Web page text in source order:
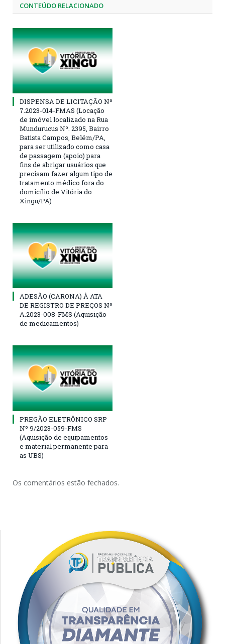
CONTEÚDO RELACIONADO
DISPENSA DE LICITAÇÃO Nº
7.2023-014-FMAS (Locação
de imóvel localizado na Rua
Mundurucus Nº. 2395, Bairro
Batista Campos, Belém/PA,
para ser utilizado como casa
de passagem (apoio) para
fins de abrigar usuários que
precisam fazer algum tipo de
tratamento médico fora do
domicílio de Vitória do
Xingu/PA)
ADESÃO (CARONA) À ATA
DE REGISTRO DE PREÇOS Nº
A.2023-008-FMS (Aquisição
de medicamentos)
PREGÃO ELETRÔNICO SRP
Nº 9/2023-059-FMS
(Aquisição de equipamentos
e material permanente para
as UBS)
Os comentários estão fechados.